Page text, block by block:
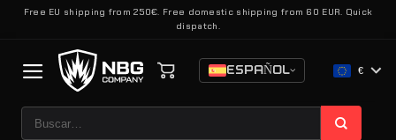
Saltar
contenido
Free EU shipping from 250€. Free domestic shipping from 60 EUR. Quick
dispatch.
ESPAÑOL €
por: